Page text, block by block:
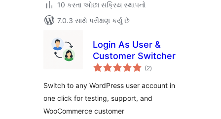
10 કરતા ઓછા સક્રિય સ્થાપનો
7.0.3 સાથે પરીક્ષણ કર્યું છે
Login As User &
Customer Switcher
(2કુલ
રેટિંગ્સ
)
Switch to any WordPress user account in
one click for testing, support, and
WooCommerce customer